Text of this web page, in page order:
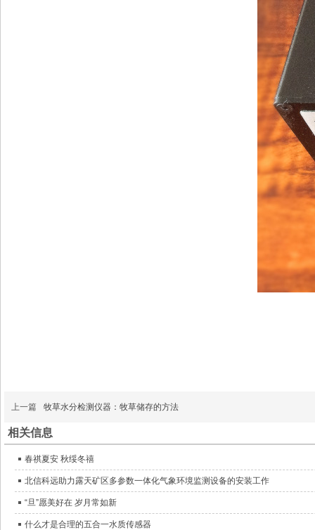
上一篇 牧草水分检测仪器：牧草储存的方法
相关信息
春祺夏安 秋绥冬禧
北信科远助力露天矿区多参数一体化气象环境监测设备的安装工作
“旦”愿美好在 岁月常如新
什么才是合理的五合一水质传感器